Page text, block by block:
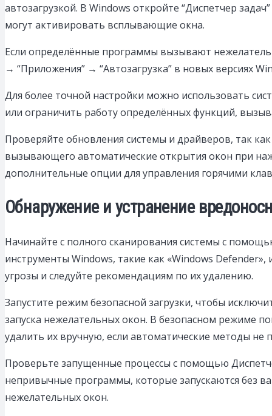
автозагрузкой. В Windows откройте “Диспетчер
могут активировать всплывающие окна.
Если определённые программы вызывают
→ “Приложения” → “Автозагрузка” в новых версиях
Для более точной настройки можно использовать
или ограничить работу определённых функций,
Проверяйте обновления системы и драйверов, так
вызывающего автоматические открытия окон при
дополнительные опции для управления горячими
Обнаружение и устранение
Начинайте с полного сканирования системы с
инструменты Windows, такие как «Windows
угрозы и следуйте рекомендациям по их удалению.
Запустите режим безопасной загрузки, чтобы
запуска нежелательных окон. В безопасном режиме
удалить их вручную, если автоматические методы не
Проверьте запущенные процессы с помощью
непривычные программы, которые запускаются без
нежелательных окон.